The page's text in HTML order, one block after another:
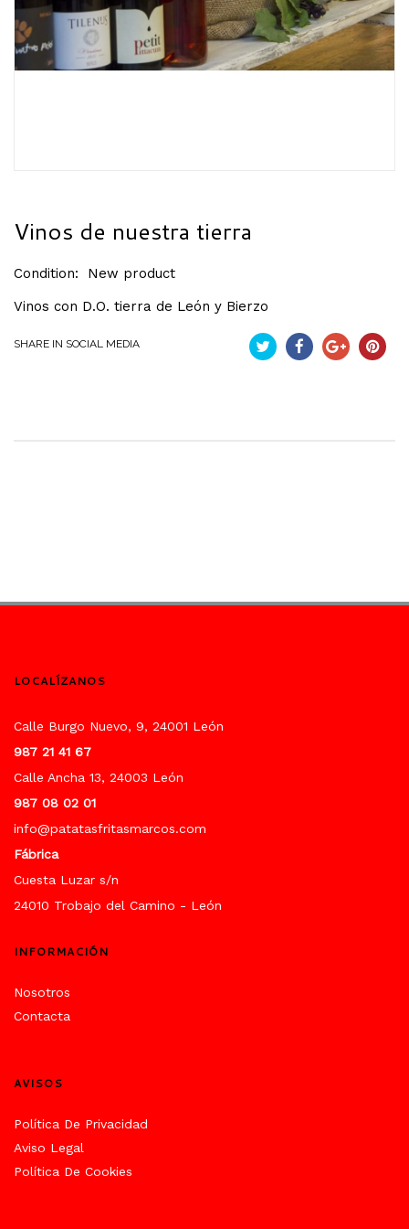
Vinos de nuestra tierra
Condition:
New product
Vinos con D.O. tierra de León y Bierzo
SHARE IN SOCIAL MEDIA
LOCALÍZANOS
Calle Burgo Nuevo, 9, 24001 León
987 21 41 67
Calle Ancha 13, 24003 León
987 08 02 01
info@patatasfritasmarcos.com
Fábrica
Cuesta Luzar s/n
24010 Trobajo del Camino - León
INFORMACIÓN
Nosotros
Contacta
AVISOS
Política De Privacidad
Aviso Legal
Política De Cookies